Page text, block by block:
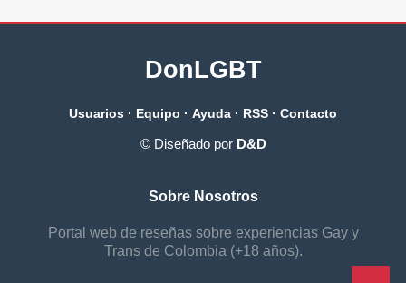
DonLGBT
Usuarios · Equipo · Ayuda · RSS · Contacto
© Diseñado por D&D
Sobre Nosotros
Portal web de reseñas sobre experiencias Gay y
Trans de Colombia (+18 años).